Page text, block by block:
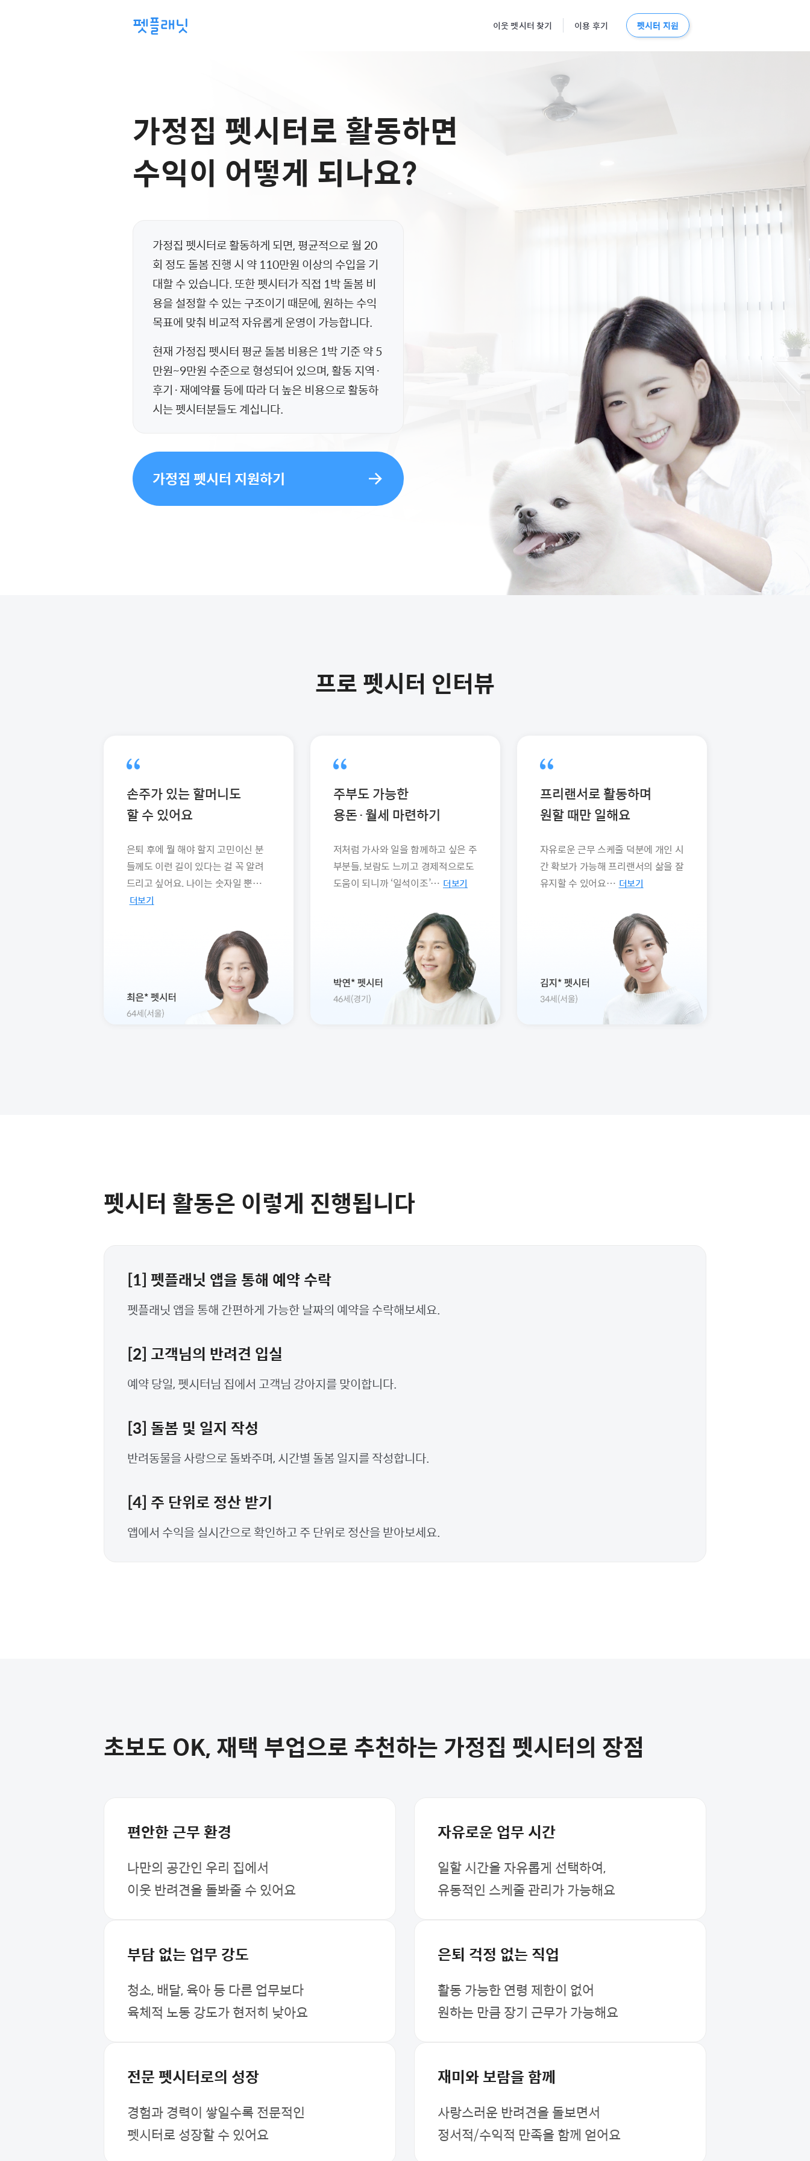
이웃 펫시터 찾기 이용 후기 펫시터 지원
가정집 펫시터로 활동하면
수익이 어떻게 되나요?
가정집 펫시터로 활동하게 되면, 평균적으로 월 20
회 정도 돌봄 진행 시 약 110만원 이상의 수입을 기
대할 수 있습니다. 또한 펫시터가 직접 1박 돌봄 비
용을 설정할 수 있는 구조이기 때문에, 원하는 수익
목표에 맞춰 비교적 자유롭게 운영이 가능합니다.
현재 가정집 펫시터 평균 돌봄 비용은 1박 기준 약 5
만원~9만원 수준으로 형성되어 있으며, 활동 지역·
후기·재예약률 등에 따라 더 높은 비용으로 활동하
시는 펫시터분들도 계십니다.
가정집 펫시터 지원하기
프로 펫시터 인터뷰
손주가 있는 할머니도
할 수 있어요
은퇴 후에 뭘 해야 할지 고민이신 분
들께도 이런 길이 있다는 걸 꼭 알려
드리고 싶어요. 나이는 숫자일 뿐…
더보기
주부도 가능한
용돈·월세 마련하기
저처럼 가사와 일을 함께하고 싶은 주
부분들, 보람도 느끼고 경제적으로도
도움이 되니까 ‘일석이조’… 더보기
프리랜서로 활동하며
원할 때만 일해요
자유로운 근무 스케줄 덕분에 개인 시
간 확보가 가능해 프리랜서의 삶을 잘
유지할 수 있어요… 더보기
펫시터 활동은 이렇게 진행됩니다
[1] 펫플래닛 앱을 통해 예약 수락
펫플래닛 앱을 통해 간편하게 가능한 날짜의 예약을 수락해보세요.
[2] 고객님의 반려견 입실
예약 당일, 펫시터님 집에서 고객님 강아지를 맞이합니다.
[3] 돌봄 및 일지 작성
반려동물을 사랑으로 돌봐주며, 시간별 돌봄 일지를 작성합니다.
[4] 주 단위로 정산 받기
앱에서 수익을 실시간으로 확인하고 주 단위로 정산을 받아보세요.
초보도 OK, 재택 부업으로 추천하는 가정집 펫시터의 장점
편안한 근무 환경
나만의 공간인 우리 집에서
이웃 반려견을 돌봐줄 수 있어요
자유로운 업무 시간
일할 시간을 자유롭게 선택하여,
유동적인 스케줄 관리가 가능해요
부담 없는 업무 강도
청소, 배달, 육아 등 다른 업무보다
육체적 노동 강도가 현저히 낮아요
은퇴 걱정 없는 직업
활동 가능한 연령 제한이 없어
원하는 만큼 장기 근무가 가능해요
전문 펫시터로의 성장
경험과 경력이 쌓일수록 전문적인
펫시터로 성장할 수 있어요
재미와 보람을 함께
사랑스러운 반려견을 돌보면서
정서적/수익적 만족을 함께 얻어요